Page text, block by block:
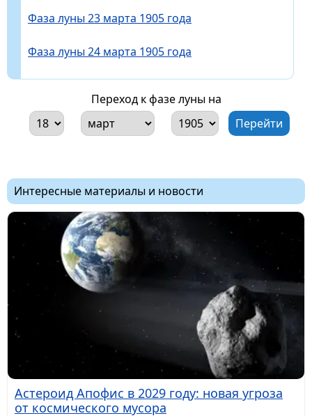
Фаза луны 23 марта 1905 года
Фаза луны 24 марта 1905 года
Переход к фазе луны на
Интересные материалы и новости
Астероид Апофис в 2029 году: новая угроза
от космического мусора